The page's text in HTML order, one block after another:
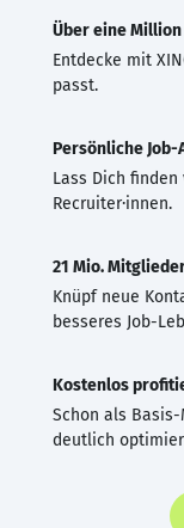
Über eine Million
Entdecke mit
passt.
Persönliche Job-
Lass Dich
Recruiter·innen.
21 Mio.
Knüpf neue
besseres Job-
Kostenlos
Schon als
deutlich